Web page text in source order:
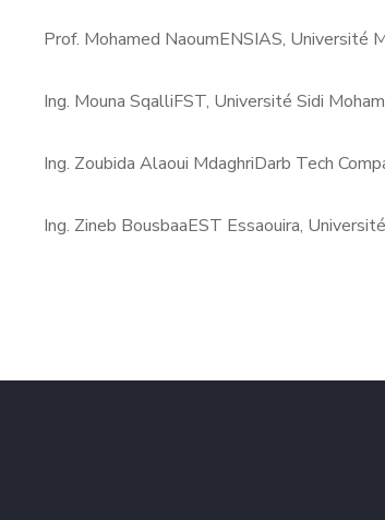
Prof. Mohamed NaoumENSIAS, Université
Ing. Mouna SqalliFST, Université Sidi
Ing. Zoubida Alaoui MdaghriDarb Tech
Ing. Zineb BousbaaEST Essaouira,